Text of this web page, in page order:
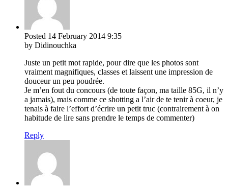
Posted 14 February 2014 9:35
by Didinouchka
Juste un petit mot rapide, pour dire que les photos sont
vraiment magnifiques, classes et laissent une impression de
douceur un peu poudrée.
Je m’en fout du concours (de toute façon, ma taille 85G, il n’y
a jamais), mais comme ce shotting a l’air de te tenir à coeur, je
tenais à faire l’effort d’écrire un petit truc (contrairement à on
habitude de lire sans prendre le temps de commenter)
Reply